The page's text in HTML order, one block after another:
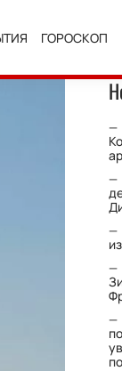
ГОРОСКОП